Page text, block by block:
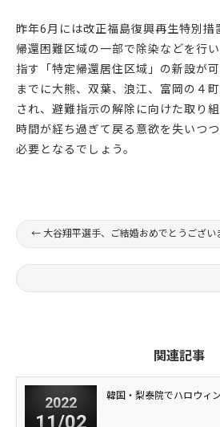
昨年6月には改正福島復興再生特別措
帰還困難区域の一部で除染などを行
指す「特定帰還居住区域」の新設が
までに大熊、双葉、浪江、富岡の４
され、避難指示の解除に向けた取り
時間が経ち過ぎて戻る意欲を失いつ
必要となるでしょう。
← 大谷翔平選手、ご結婚おめでとうござい
関連記事
2022
11/02
韓国・梨泰院でハロウィ